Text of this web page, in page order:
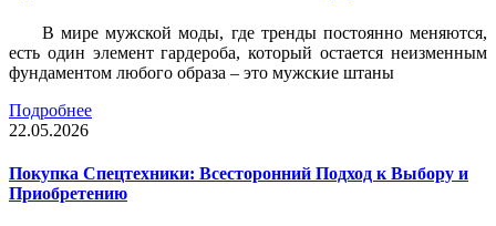
В мире мужской моды, где тренды постоянно меняются,
есть один элемент гардероба, который остается неизменным
фундаментом любого образа – это мужские штаны
Подробнее
22.05.2026
Покупка Спецтехники: Всесторонний Подход к Выбору и
Приобретению